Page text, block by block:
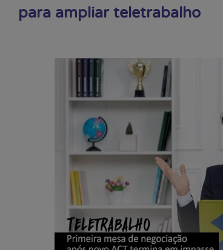
para ampliar teletrabalho